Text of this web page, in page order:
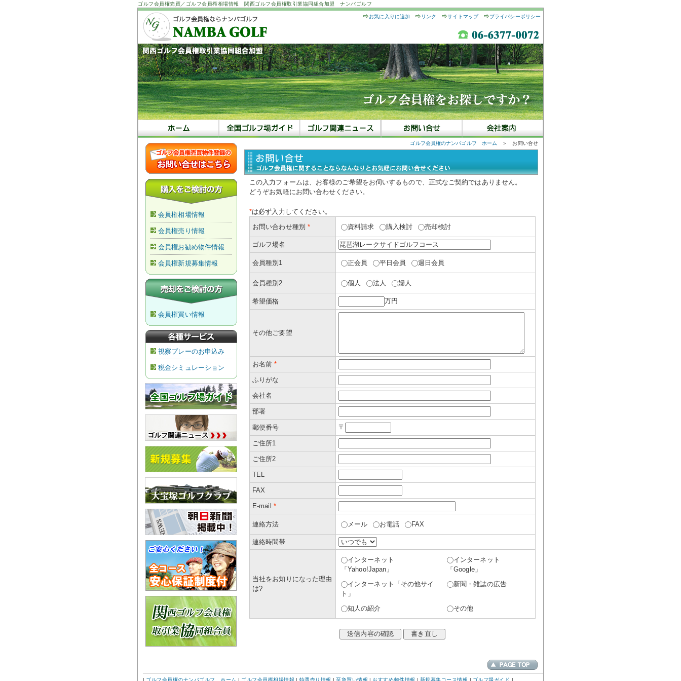
ゴルフ会員権売買／ゴルフ会員権相場情報 関西ゴルフ会員権取引業協同組合加盟 ナンバゴルフ
お気に入りに追加 リンク サイトマップ プライバシーポリシー
会員権相場情報
会員権売り情報
会員権お勧め物件情報
会員権新規募集情報
会員権買い情報
視察プレーのお申込み
税金シミュレーション
ゴルフ会員権のナンバゴルフ ホーム ＞ お問い合せ
この入力フォームは、お客様のご希望をお伺いするもので、正式なご契約ではありません。
どうぞお気軽にお問い合わせください。
*は必ず入力してください。
お問い合わせ種別 * 資料請求 購入検討 売却検討
ゴルフ場名
会員種別1 正会員 平日会員 週日会員
会員種別2 個人 法人 婦人
希望価格 万円
その他ご要望
お名前 *
ふりがな
会社名
部署
郵便番号 〒
ご住所1
ご住所2
TEL
FAX
E-mail *
連絡方法 メール お電話 FAX
連絡時間帯
当社をお知りになった理由
は?
インターネット
「Yahoo!Japan」
インターネット
「Google」
インターネット「その他サイ
ト」
新聞・雑誌の広告
知人の紹介 その他
| ゴルフ会員権のナンバゴルフ ホーム | ゴルフ会員権相場情報 | 特選売り情報 |至急買い情報 | おすすめ物件情報 | 新規募集コース情報 | ゴルフ場ガイド |